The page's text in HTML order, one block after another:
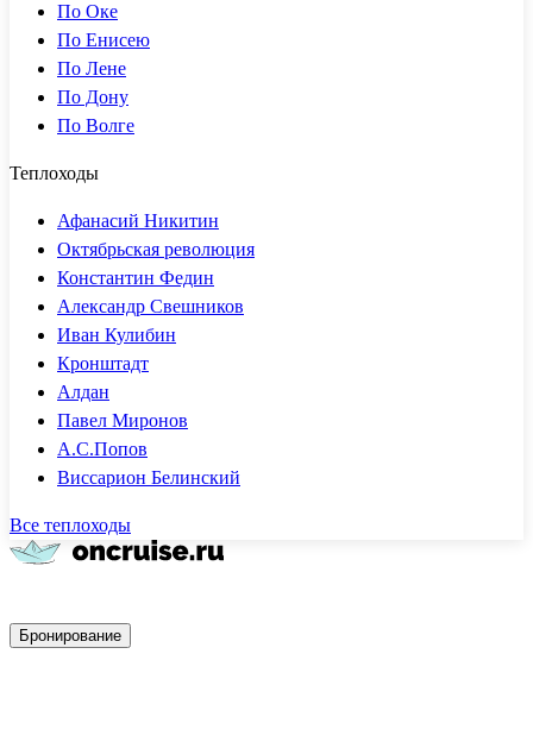
По Оке
По Енисею
По Лене
По Дону
По Волге
Теплоходы
Афанасий Никитин
Октябрьская революция
Константин Федин
Александр Свешников
Иван Кулибин
Кронштадт
Алдан
Павел Миронов
А.С.Попов
Виссарион Белинский
Все теплоходы
Бронирование